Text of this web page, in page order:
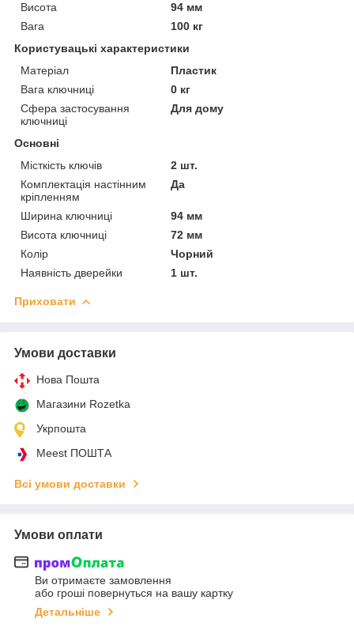
Висота
94 мм
Вага
100 кг
Користувацькі характеристики
Матеріал
Пластик
Вага ключниці
0 кг
Сфера застосування
ключниці
Для дому
Основні
Місткість ключів
2 шт.
Комплектація настінним
кріпленням
Да
Ширина ключниці
94 мм
Висота ключниці
72 мм
Колір
Чорний
Наявність дверейки
1 шт.
Приховати
Умови доставки
Нова Пошта
Магазини Rozetka
Укрпошта
Meest ПОШТА
Всі умови доставки
Умови оплати
Ви отримаєте замовлення
або гроші повернуться на вашу картку
Детальніше